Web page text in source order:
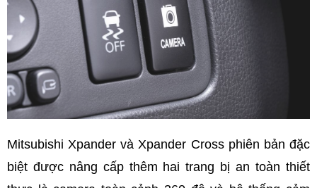
Mitsubishi Xpander và Xpander Cross phiên bản đặc
biệt được nâng cấp thêm hai trang bị an toàn thiết